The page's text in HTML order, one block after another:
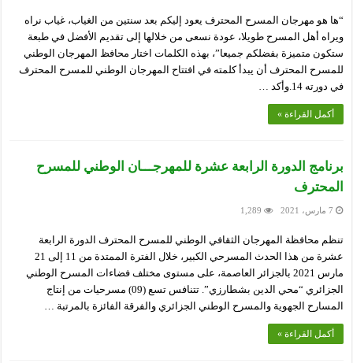
“ها هو مهرجان المسرح المحترف يعود إليكم بعد سنتين من الغياب، غياب نراه
ويراه أهل المسرح طويلا، عودة نسعى من خلالها إلى تقديم الأفضل في طبعة
ستكون متميزة بفضلكم جميعا”، بهذه الكلمات اختار محافظ المهرجان الوطني
للمسرح المحترف أن يبدأ كلمته في افتتاح المهرجان الوطني للمسرح المحترف
في دورته 14.وأكد …
أكمل القراءة »
برنامج الدورة الرابعة عشرة للمهرجـــان الوطني للمسرح
المحترف
7 مارس، 2021 1,289
تنظم محافظة المهرجان الثقافي الوطني للمسرح المحترف الدورة الرابعة
عشرة من هذا الحدث المسرحي الكبير، خلال الفترة الممتدة من 11 إلى 21
مارس 2021 بالجزائر العاصمة، على مستوى مختلف فضاءات المسرح الوطني
الجزائري “محي الدين بشطارزي”. تتنافس تسع (09) مسرحيات من إنتاج
المسارح الجهوية والمسرح الوطني الجزائري والفرقة الفائزة بالمرتبة …
أكمل القراءة »